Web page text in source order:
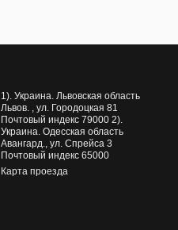
1). Украина. Львовская область
Львов. , ул. Городоцкая 81
Почтовый индекс 79000 2).
Украина. Одесская область
Авангард., ул. Спрейса 3
Почтовый индекс 65000
Карта проезда